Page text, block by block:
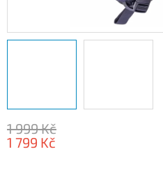
1 999 Kč
1 799 Kč